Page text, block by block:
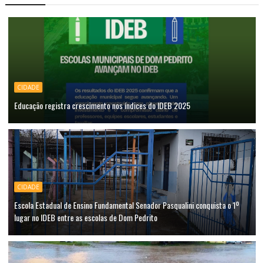
CIDADE
Educação registra crescimento nos índices do IDEB 2025
CIDADE
Escola Estadual de Ensino Fundamental Senador Pasqualini conquista o 1º
lugar no IDEB entre as escolas de Dom Pedrito